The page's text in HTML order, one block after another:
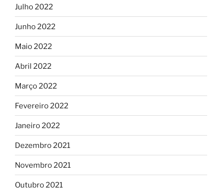
Julho 2022
Junho 2022
Maio 2022
Abril 2022
Março 2022
Fevereiro 2022
Janeiro 2022
Dezembro 2021
Novembro 2021
Outubro 2021